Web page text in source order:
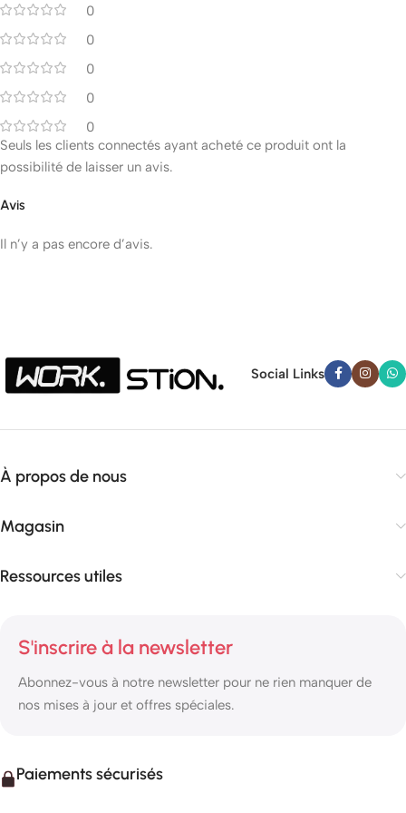
0
0
0
0
0
Avis
Il n’y a pas encore d’avis.
Seuls les clients connectés ayant acheté ce produit ont la
possibilité de laisser un avis.
Social Links
À propos de nous
Magasin
Ressources utiles
S'inscrire à la newsletter
Abonnez-vous à notre newsletter pour ne rien manquer de
nos mises à jour et offres spéciales.
Paiements sécurisés